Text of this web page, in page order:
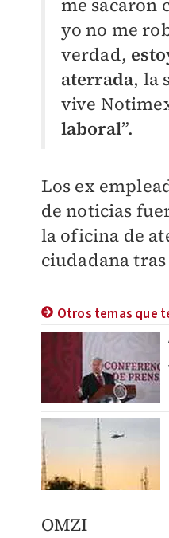
me sacaron
yo no me
verdad,
aterrada, la
vive
laboral”.
Los ex
de noticias
la oficina de
ciudadana
Otros temas que
​OMZI